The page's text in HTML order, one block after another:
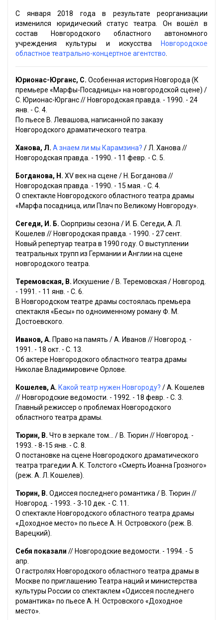
С января 2018 года в результате реорганизации
изменился юридический статус театра. Он вошёл в
состав Новгородского областного автономного
учреждения культуры и искусства
Новгородское
областное театрально-концертное агентство.
Юрионас-Юрганс, С. Особенная история Новгорода (К
премьере «Марфы-Посадницы» на новгородской сцене) /
С. Юрионас-Юрганс // Новгородская правда. - 1990. - 24
янв. - С. 4.
По пьесе В. Левашова, написанной по заказу
Новгородского драматического театра.
Ханова, Л. А знаем ли мы Карамзина? / Л. Ханова //
Новгородская правда. - 1990. - 11 февр. - С. 5.
Богданова, Н. XV век на сцене / Н. Богданова //
Новгородская правда. - 1990. - 15 мая. - С. 4.
О спектакле Новгородского областного театра драмы
«Марфа посадница, или Плач по Великому Новгороду».
Сегеди, И. Б. Сюрпризы сезона / И. Б. Сегеди, А. Л.
Кошелев // Новгородская правда. - 1990. - 27 сент.
Новый репертуар театра в 1990 году. О выступлении
театральных трупп из Германии и Англии на сцене
новгородского театра.
Теремовская, В. Искушение / В. Теремовская / Новгород.
- 1991. - 11 янв. - С. 6.
В Новгородском театре драмы состоялась премьера
спектакля «Бесы» по одноименному роману Ф. М.
Достоевского.
Иванов, А. Право на память / А. Иванов // Новгород. -
1991. - 18 окт. - С. 13.
Об актере Новгородского областного театра драмы
Николае Владимировиче Орлове.
Кошелев, А. Какой театр нужен Новгороду? / А. Кошелев
// Новгородские ведомости. - 1992. - 18 февр. - С. 3.
Главный режиссер о проблемах Новгородского
областного театра драмы.
Тюрин, В. Что в зеркале том... / В. Тюрин // Новгород. -
1993. - 8-15 янв. - С. 8.
О постановке на сцене Новгородского драматического
театра трагедии А. К. Толстого «Смерть Иоанна Грозного»
(реж. А. Л. Кошелев).
Тюрин, В. Одиссея последнего романтика / В. Тюрин //
Новгород. - 1993. - 3-10 дек. - С. 11.
О спектакле Новгородского областного театра драмы
«Доходное место» по пьесе А. Н. Островского (реж. В.
Варецкий).
Себя показали // Новгородские ведомости. - 1994. - 5
апр.
О гастролях Новгородского областного театра драмы в
Москве по приглашению Театра наций и министерства
культуры России со спектаклем «Одиссея последнего
романтика» по пьесе А. Н. Островского «Доходное
место».